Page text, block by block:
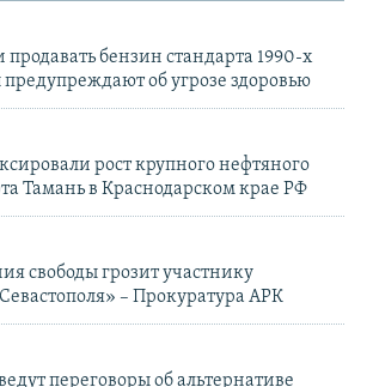
бензин стандарта 1990-х
предупреждают об угрозе здоровью
рост крупного нефтяного
Тамань в Краснодарском крае РФ
свободы грозит участнику
– Прокуратура АРК
переговоры об альтернативе